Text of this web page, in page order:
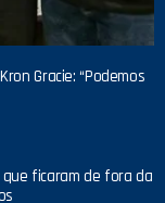
Gracie: “Podemos
que ficaram de fora da